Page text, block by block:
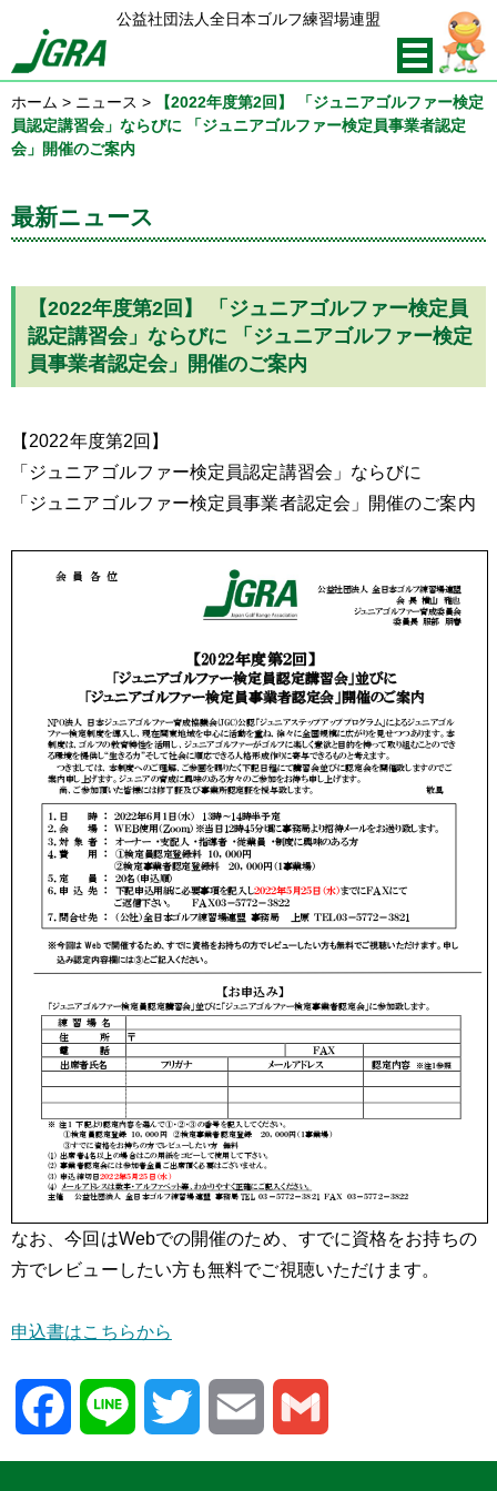
公益社団法人全日本ゴルフ練習場連盟
ホーム > ニュース >
【2022年度第2回】 「ジュニアゴルファー検定
員認定講習会」ならびに 「ジュニアゴルファー検定員事業者認定
会」開催のご案内
最新ニュース
【2022年度第2回】 「ジュニアゴルファー検定員
認定講習会」ならびに 「ジュニアゴルファー検定
員事業者認定会」開催のご案内
【2022年度第2回】
「ジュニアゴルファー検定員認定講習会」ならびに
「ジュニアゴルファー検定員事業者認定会」開催のご案内
なお、今回はWebでの開催のため、すでに資格をお持ちの
方でレビューしたい方も無料でご視聴いただけます。
申込書はこちらから
FacebookLine Twitter Email